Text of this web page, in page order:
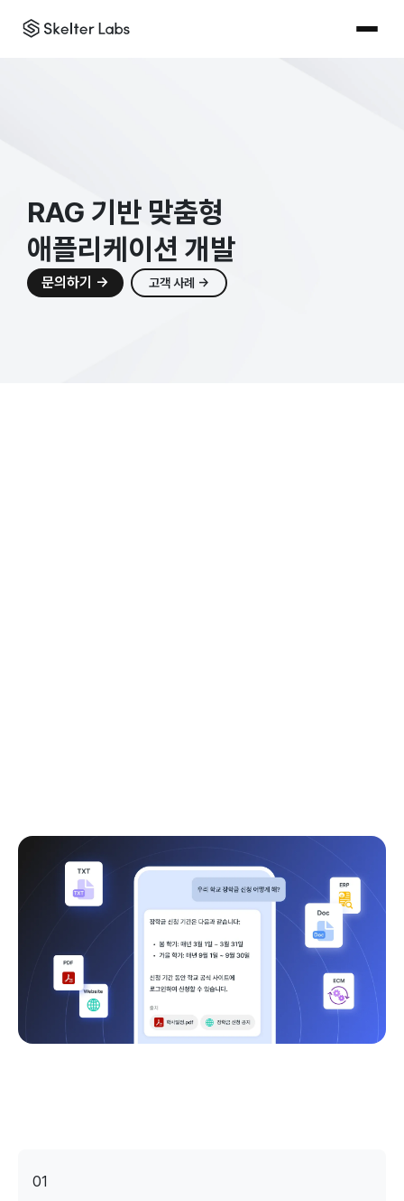
RAG 기반 맞춤형
애플리케이션 개발
문의하기 → 고객 사례 →
01